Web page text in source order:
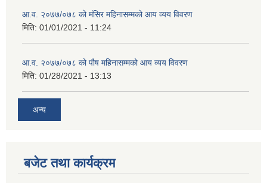
आ.व. २०७७/०७८ को मंसिर महिनासम्मको आय व्यय विवरण
मिति: 01/01/2021 - 11:24
आ.व. २०७७/०७८ को पौष महिनासम्मको आय व्यय विवरण
मिति: 01/28/2021 - 13:13
अन्य
बजेट तथा कार्यक्रम